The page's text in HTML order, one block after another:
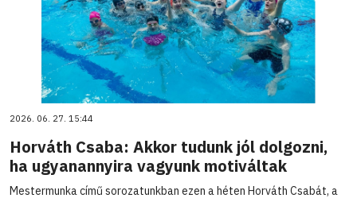
2026. 06. 27. 15:44
Horváth Csaba: Akkor tudunk jól dolgozni,
ha ugyanannyira vagyunk motiváltak
Mestermunka című sorozatunkban ezen a héten Horváth Csabát, a